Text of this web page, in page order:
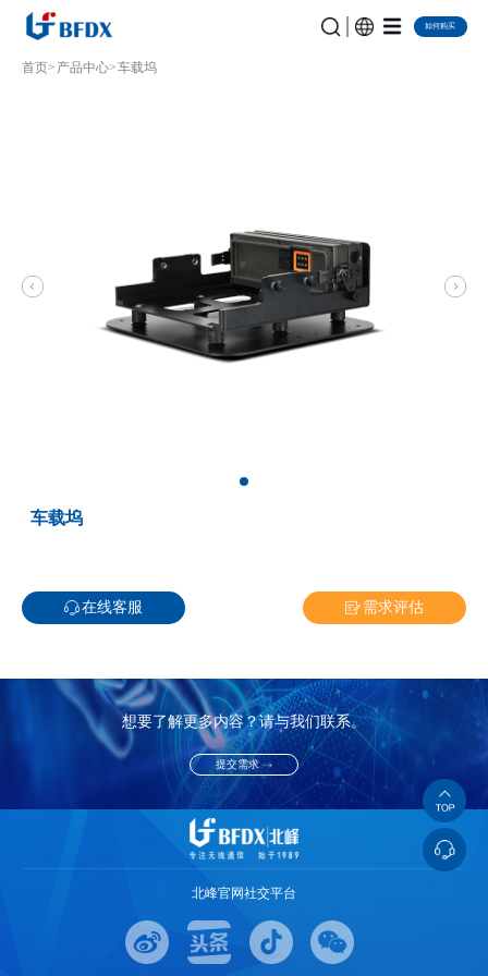
如何购买
首页 产品中心 车载坞
车载坞
在线客服 需求评估
想要了解更多内容？请与我们联系。
提交需求
北峰官网社交平台